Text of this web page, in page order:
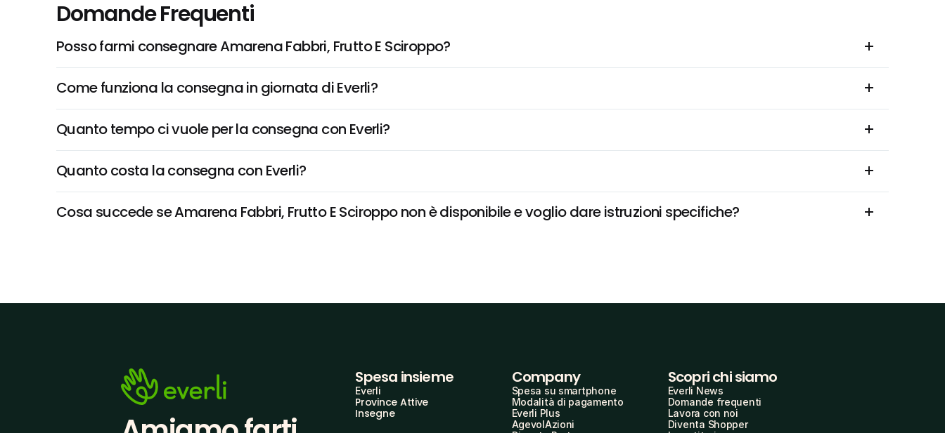
Domande Frequenti
Posso farmi consegnare Amarena Fabbri, Frutto E Sciroppo?
Come funziona la consegna in giornata di Everli?
Quanto tempo ci vuole per la consegna con Everli?
Quanto costa la consegna con Everli?
Cosa succede se Amarena Fabbri, Frutto E Sciroppo non è disponibile e voglio dare istruzioni specifiche?
Spesa insieme
Everli
Province Attive
Insegne
Company
Spesa su smartphone
Modalità di pagamento
Everli Plus
AgevolAzioni
Scopri chi siamo
Everli News
Domande frequenti
Lavora con noi
Diventa Shopper